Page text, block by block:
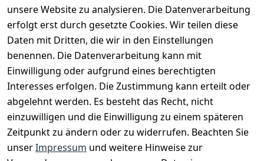
unsere Website zu analysieren. Die Datenverarbeitung
erfolgt erst durch gesetzte Cookies. Wir teilen diese
Daten mit Dritten, die wir in den Einstellungen
benennen. Die Datenverarbeitung kann mit
Einwilligung oder aufgrund eines berechtigten
Interesses erfolgen. Die Zustimmung kann erteilt oder
abgelehnt werden. Es besteht das Recht, nicht
einzuwilligen und die Einwilligung zu einem späteren
Zeitpunkt zu ändern oder zu widerrufen. Beachten Sie
unserImpressum und weitere Hinweise zur
Rechtliches
AGB
Impressum
Datenschutze
rklärung
Services
Kontakt
Registrieren
Katalog
Zahlungsm
öglichkeite
n
Vorkasse
PayPal
Versanddie
nstleister
Post